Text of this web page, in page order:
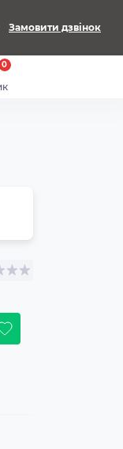
Замовити дзвінок
0